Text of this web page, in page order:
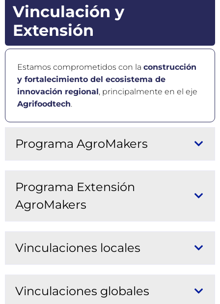
Vinculación y
Extensión
Estamos comprometidos con la construcción
y fortalecimiento del ecosistema de
innovación regional, principalmente en el eje
Agrifoodtech.
Programa AgroMakers
Programa Extensión
AgroMakers
Vinculaciones locales
Vinculaciones globales